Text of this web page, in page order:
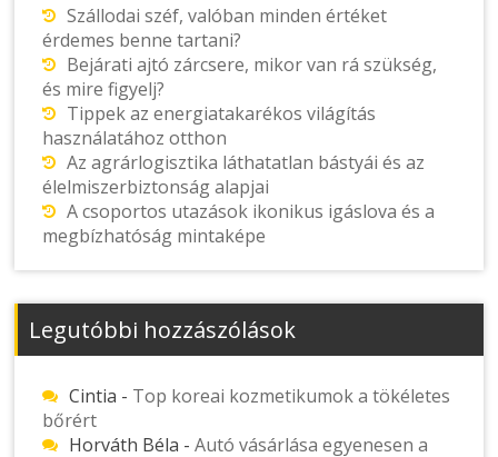
Szállodai széf, valóban minden értéket
érdemes benne tartani?
Bejárati ajtó zárcsere, mikor van rá szükség,
és mire figyelj?
Tippek az energiatakarékos világítás
használatához otthon
Az agrárlogisztika láthatatlan bástyái és az
élelmiszerbiztonság alapjai
A csoportos utazások ikonikus igáslova és a
megbízhatóság mintaképe
Legutóbbi hozzászólások
Cintia - Top koreai kozmetikumok a tökéletes
bőrért
Horváth Béla -Autó vásárlása egyenesen a